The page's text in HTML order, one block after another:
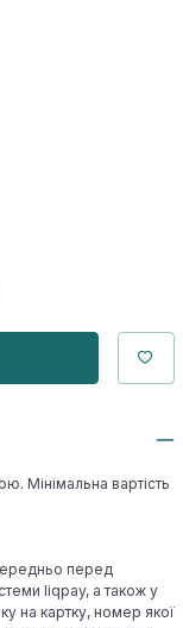
Мінімальна вартість
перед
liqpay, а також у
на картку, номер якої